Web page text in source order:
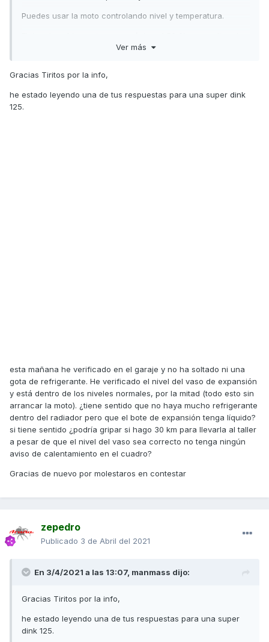
Puedes usar la moto controlando nivel y temperatura.
anticongelante y un litro de agua destilada tienes más que
Un saludo
Ver más
Gracias Tiritos por la info,
he estado leyendo una de tus respuestas para una super dink
125.
esta mañana he verificado en el garaje y no ha soltado ni una
gota de refrigerante. He verificado el nivel del vaso de expansión
y está dentro de los niveles normales, por la mitad (todo esto sin
arrancar la moto). ¿tiene sentido que no haya mucho refrigerante
dentro del radiador pero que el bote de expansión tenga líquido?
si tiene sentido ¿podría gripar si hago 30 km para llevarla al taller
a pesar de que el nivel del vaso sea correcto no tenga ningún
aviso de calentamiento en el cuadro?
Gracias de nuevo por molestaros en contestar
zepedro
Publicado 3 de Abril del 2021
En 3/4/2021 a las 13:07, manmass dijo:
Gracias Tiritos por la info,
he estado leyendo una de tus respuestas para una super
dink 125.